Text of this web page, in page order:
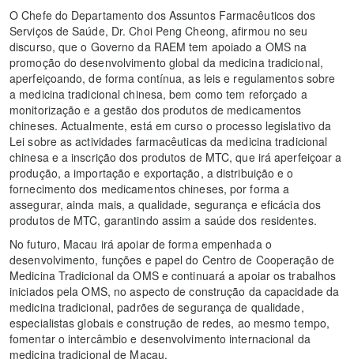
O Chefe do Departamento dos Assuntos Farmacêuticos dos
Serviços de Saúde, Dr. Choi Peng Cheong, afirmou no seu
discurso, que o Governo da RAEM tem apoiado a OMS na
promoção do desenvolvimento global da medicina tradicional,
aperfeiçoando, de forma contínua, as leis e regulamentos sobre
a medicina tradicional chinesa, bem como tem reforçado a
monitorização e a gestão dos produtos de medicamentos
chineses. Actualmente, está em curso o processo legislativo da
Lei sobre as actividades farmacêuticas da medicina tradicional
chinesa e a inscrição dos produtos de MTC, que irá aperfeiçoar a
produção, a importação e exportação, a distribuição e o
fornecimento dos medicamentos chineses, por forma a
assegurar, ainda mais, a qualidade, segurança e eficácia dos
produtos de MTC, garantindo assim a saúde dos residentes.
No futuro, Macau irá apoiar de forma empenhada o
desenvolvimento, funções e papel do Centro de Cooperação de
Medicina Tradicional da OMS e continuará a apoiar os trabalhos
iniciados pela OMS, no aspecto de construção da capacidade da
medicina tradicional, padrões de segurança de qualidade,
especialistas globais e construção de redes, ao mesmo tempo,
fomentar o intercâmbio e desenvolvimento internacional da
medicina tradicional de Macau.